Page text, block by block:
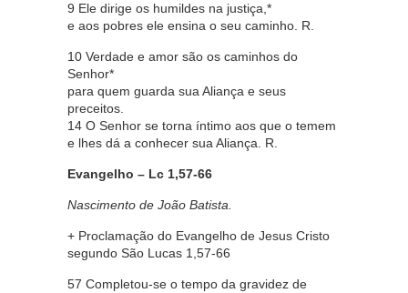
9 Ele dirige os humildes na justiça,*
e aos pobres ele ensina o seu caminho. R.
10 Verdade e amor são os caminhos do
Senhor*
para quem guarda sua Aliança e seus
preceitos.
14 O Senhor se torna íntimo aos que o temem
e lhes dá a conhecer sua Aliança. R.
Evangelho – Lc 1,57-66
Nascimento de João Batista.
+ Proclamação do Evangelho de Jesus Cristo
segundo São Lucas 1,57-66
57 Completou-se o tempo da gravidez de